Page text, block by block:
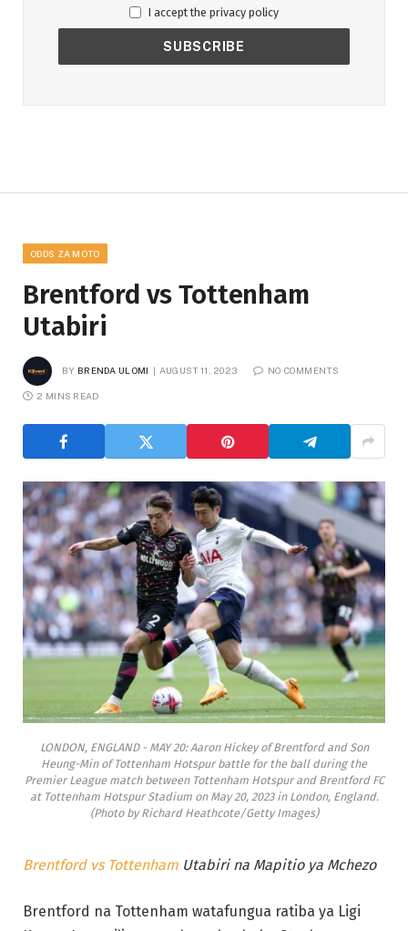
I accept the privacy policy
ODDS ZA MOTO
Brentford vs Tottenham
Utabiri
BY BRENDA ULOMI AUGUST 11, 2023 NO COMMENTS
2 MINS READ
LONDON, ENGLAND - MAY 20: Aaron Hickey of Brentford and Son
Heung-Min of Tottenham Hotspur battle for the ball during the
Premier League match between Tottenham Hotspur and Brentford FC
at Tottenham Hotspur Stadium on May 20, 2023 in London, England.
(Photo by Richard Heathcote/Getty Images)
Brentford vs Tottenham Utabiri na Mapitio ya Mchezo
Brentford na Tottenham watafungua ratiba ya Ligi